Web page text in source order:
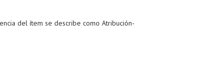
del ítem se describe como Atribución-